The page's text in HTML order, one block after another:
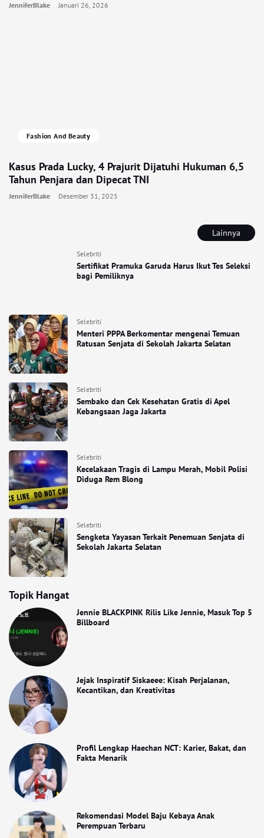
Lainnya
Selebriti
Sertifikat Pramuka Garuda Harus Ikut Tes Seleksi
bagi Pemiliknya
Selebriti
Menteri PPPA Berkomentar mengenai Temuan
Ratusan Senjata di Sekolah Jakarta Selatan
Selebriti
Sembako dan Cek Kesehatan Gratis di Apel
Kebangsaan Jaga Jakarta
Selebriti
Kecelakaan Tragis di Lampu Merah, Mobil Polisi
Diduga Rem Blong
Selebriti
Sengketa Yayasan Terkait Penemuan Senjata di
Sekolah Jakarta Selatan
Topik Hangat
Jennie BLACKPINK Rilis Like Jennie, Masuk Top 5
Billboard
Jejak Inspiratif Siskaeee: Kisah Perjalanan,
Kecantikan, dan Kreativitas
Profil Lengkap Haechan NCT: Karier, Bakat, dan
Fakta Menarik
Rekomendasi Model Baju Kebaya Anak
Perempuan Terbaru
JenniferBlake Januari 26, 2026
Fashion And Beauty
Kasus Prada Lucky, 4 Prajurit Dijatuhi Hukuman 6,5
Tahun Penjara dan Dipecat TNI
JenniferBlake Desember 31, 2025